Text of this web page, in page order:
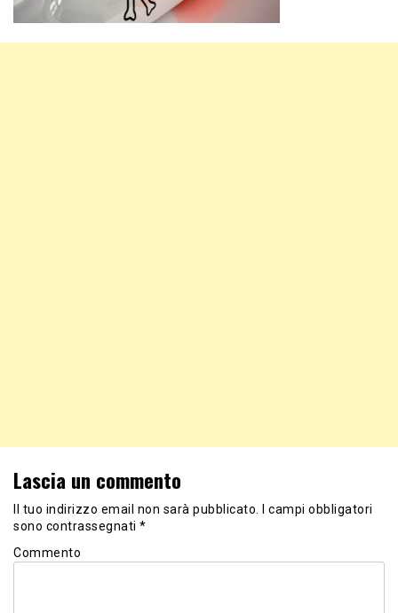
Lascia un commento
Il tuo indirizzo email non sarà pubblicato.
I campi obbligatori
sono contrassegnati *
Commento